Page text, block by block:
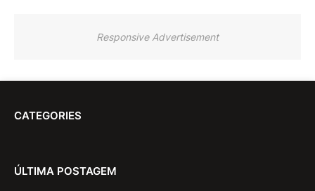
Responsive Advertisement
CATEGORIES
ÚLTIMA POSTAGEM